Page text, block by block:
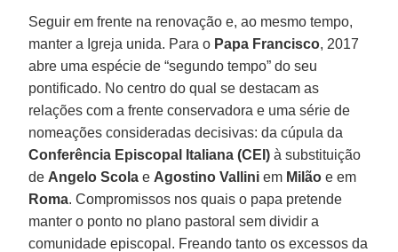
Seguir em frente na renovação e, ao mesmo tempo,
manter a Igreja unida. Para o Papa Francisco, 2017
abre uma espécie de “segundo tempo” do seu
pontificado. No centro do qual se destacam as
relações com a frente conservadora e uma série de
nomeações consideradas decisivas: da cúpula da
Conferência Episcopal Italiana (CEI) à substituição
de Angelo Scola e Agostino Vallini em Milão e em
Roma. Compromissos nos quais o papa pretende
manter o ponto no plano pastoral sem dividir a
comunidade episcopal. Freando tanto os excessos da